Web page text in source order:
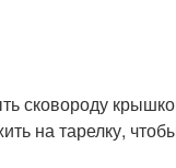
сковороду
на тарелку,